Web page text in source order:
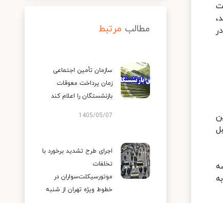
مطالب مرتبط
سازمان تأمین اجتماعی
زمان پرداخت معوقات
بازنشستگان را اعلام کند
1405/05/07
اجرای طرح تشدید برخورد با
تخلفات
موتورسیکلت‌سواران در
خطوط ویژه تهران از شنبه